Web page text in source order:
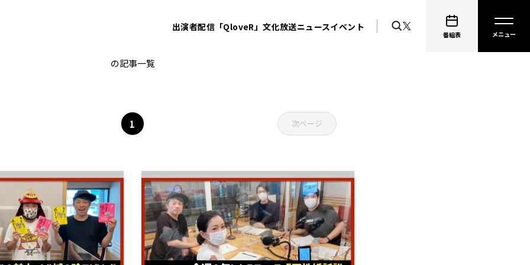
出演者配信「QloveR」文化放送ニュースイベント
番組表
動画・音声
の記事一覧
1 次ページ